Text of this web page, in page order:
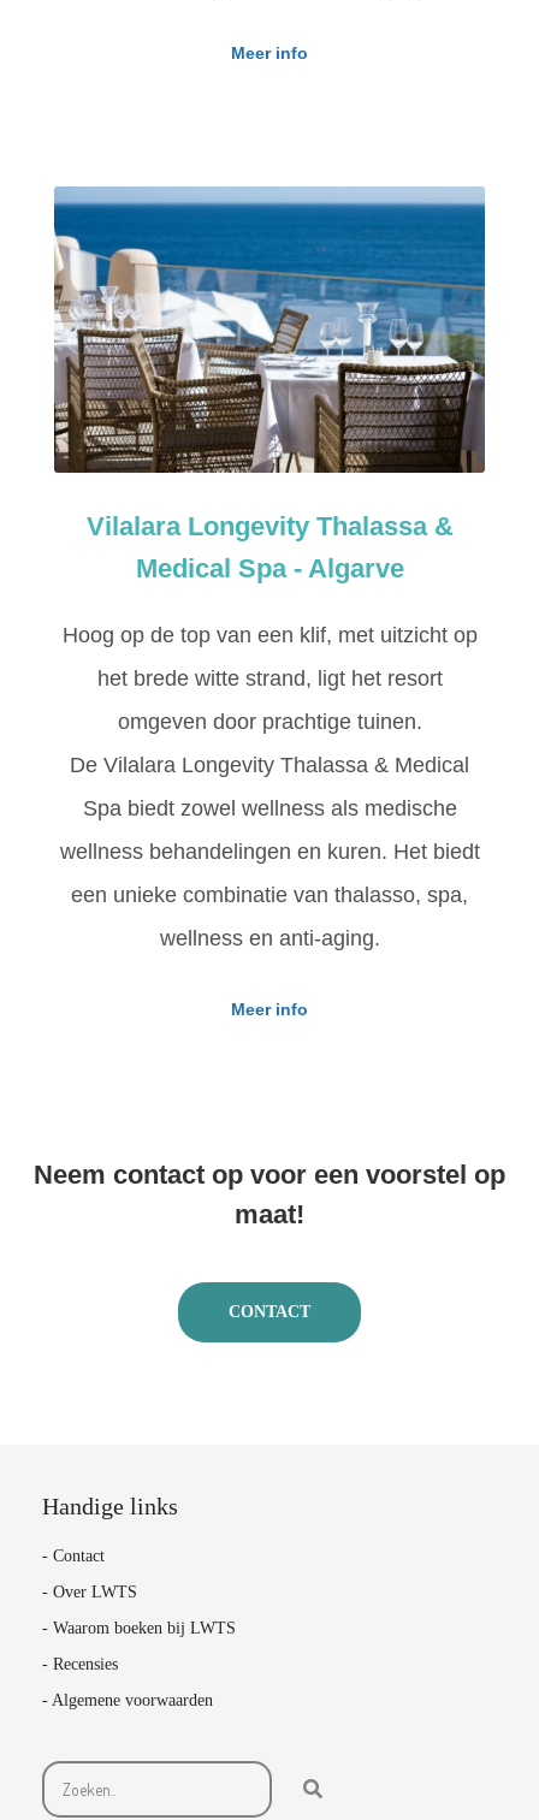
Meer info
Vilalara Longevity Thalassa &
Medical Spa - Algarve
Hoog op de top van een klif, met uitzicht op
het brede witte strand, ligt het resort
omgeven door prachtige tuinen.
De Vilalara Longevity Thalassa & Medical
Spa biedt zowel wellness als medische
wellness behandelingen en kuren. Het biedt
een unieke combinatie van thalasso, spa,
wellness en anti-aging.
Meer info
Neem contact op voor een voorstel op
maat!
CONTACT
Handige links
- Contact
- Over LWTS
- Waarom boeken bij LWTS
- Recensies
- Algemene voorwaarden